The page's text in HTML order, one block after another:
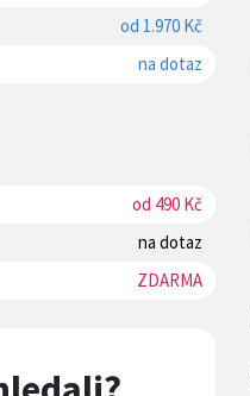
od 1.970 Kč
na dotaz
od 490 Kč
na dotaz
ZDARMA